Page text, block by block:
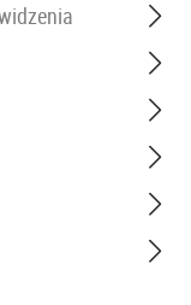
Standard